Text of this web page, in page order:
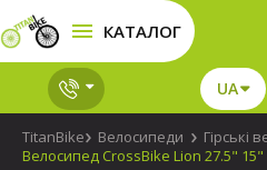
КАТАЛОГ
UA
TitanBike Велосипеди
Гірські
Велосипед CrossBike Lion 27.5"